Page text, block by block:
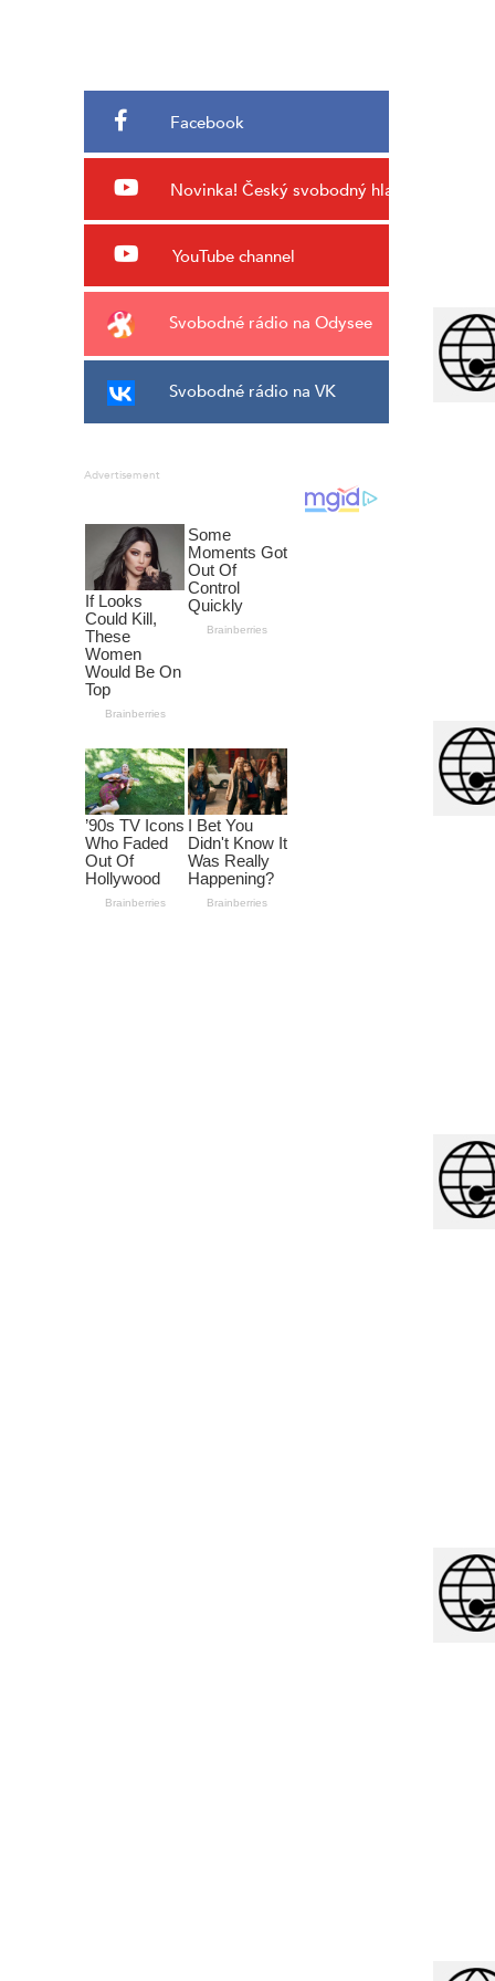
Facebook
Novinka! Český svobodný hlas
YouTube channel
Svobodné rádio na Odysee
Svobodné rádio na VK
Advertisement